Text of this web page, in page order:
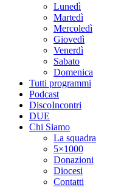
Lunedì
Martedì
Mercoledì
Giovedì
Venerdì
Sabato
Domenica
Tutti programmi
Podcast
DiscoIncontri
DUE
Chi Siamo
La squadra
5×1000
Donazioni
Diocesi
Contatti